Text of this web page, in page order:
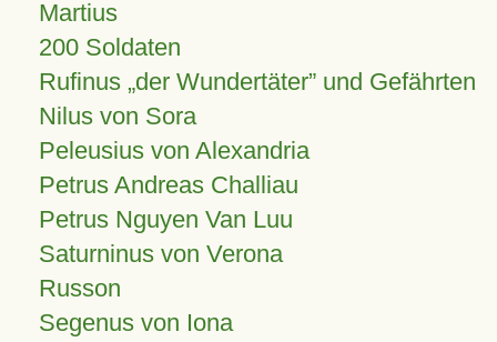
Martius
200 Soldaten
Rufinus „der Wundertäter” und Gefährten
Nilus von Sora
Peleusius von Alexandria
Petrus Andreas Challiau
Petrus Nguyen Van Luu
Saturninus von Verona
Russon
Segenus von Iona